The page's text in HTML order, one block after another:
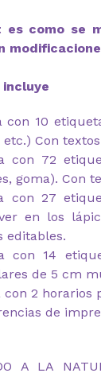
es como se
con 10
etc.) Con
con 72
goma). Con
con 27
en los
editables.
con 14
de 5 cm
con 2 horarios
de
A LA